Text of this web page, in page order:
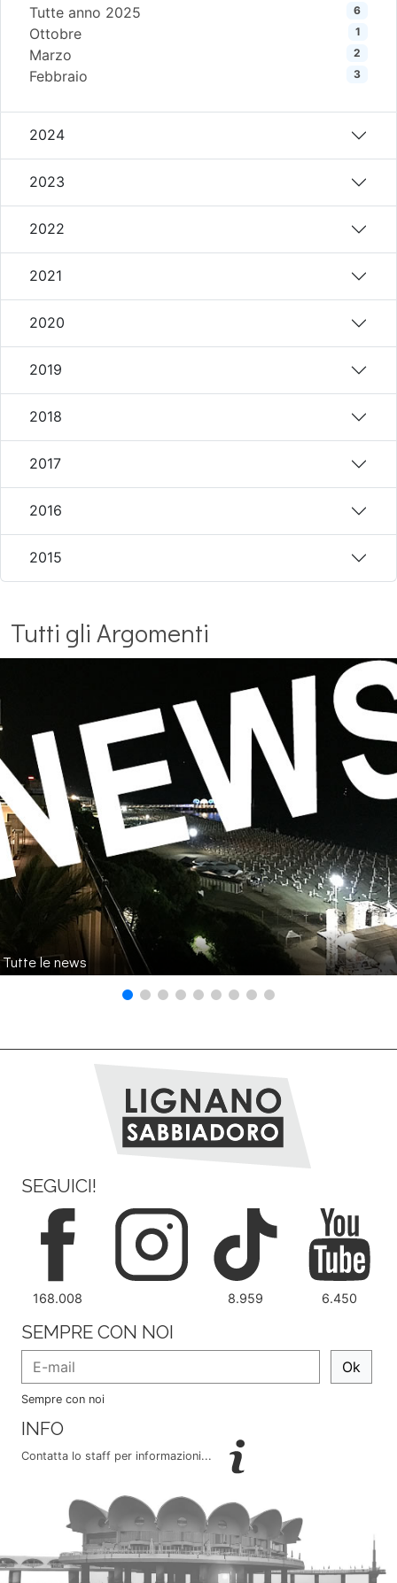
Tutte anno 2025 6
Ottobre 1
Marzo 2
Febbraio 3
2024
2023
2022
2021
2020
2019
2018
2017
2016
2015
Tutti gli Argomenti
Tutte le news
SEGUICI!
168.008 8.959 6.450
SEMPRE CON NOI
Ok
Sempre con noi
INFO
Contatta lo staff per informazioni...